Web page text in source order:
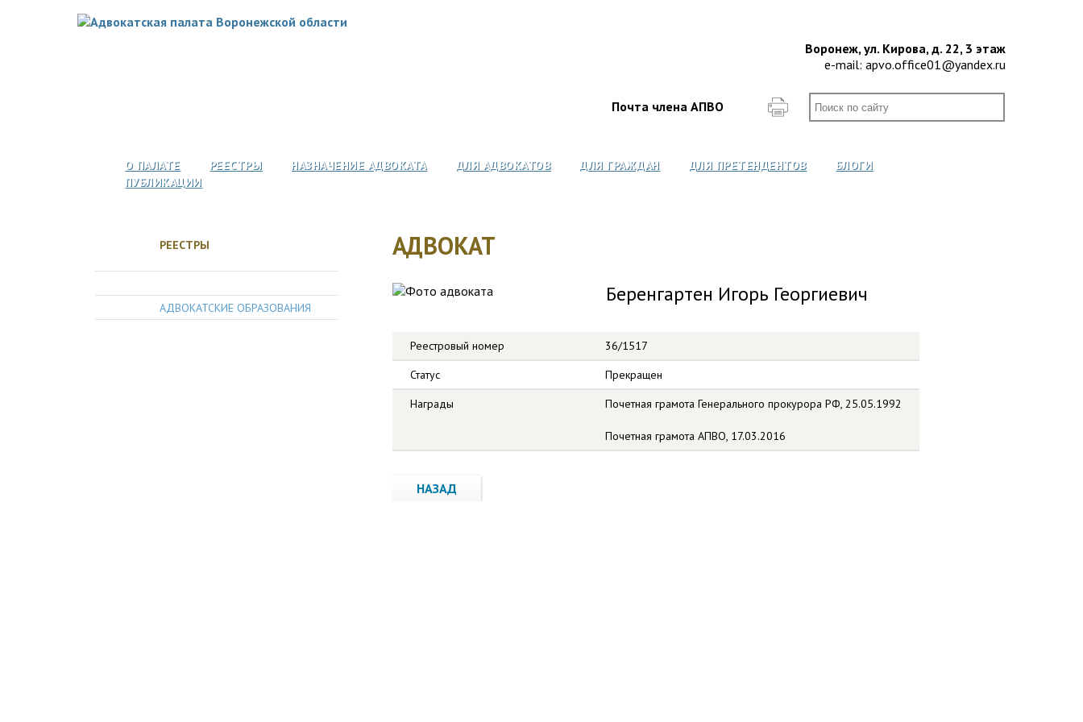
Воронеж, ул. Кирова, д. 22, 3 этаж
e-mail: apvo.office01@yandex.ru
Почта члена АПВО
О ПАЛАТЕ РЕЕСТРЫ НАЗНАЧЕНИЕ АДВОКАТА ДЛЯ АДВОКАТОВ ДЛЯ ГРАЖДАН ДЛЯ ПРЕТЕНДЕНТОВ
БЛОГИ
ПУБЛИКАЦИИ
РЕЕСТРЫ
АДВОКАТСКИЕ ОБРАЗОВАНИЯ
АДВОКАТ
Беренгартен Игорь Георгиевич
Реестровый номер
36/1517
Статус
Прекращен
Награды
Почетная грамота Генерального прокурора РФ, 25.05.1992
Почетная грамота АПВО, 17.03.2016
НАЗАД